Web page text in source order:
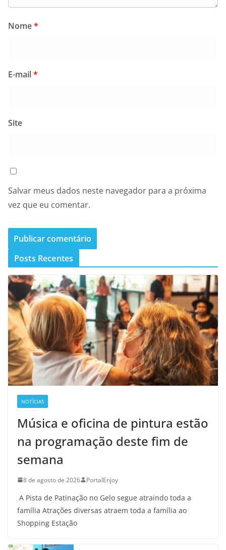
Nome*
E-mail*
Site
Salvar meus dados neste navegador para a próxima
vez que eu comentar.
Posts Recentes
NOTÍCIAS
Música e oficina de pintura estão
na programação deste fim de
semana
8 de agosto de 2026 PortalEnjoy
A Pista de Patinação no Gelo segue atraindo toda a
família Atrações diversas atraem toda a família ao
Shopping Estação